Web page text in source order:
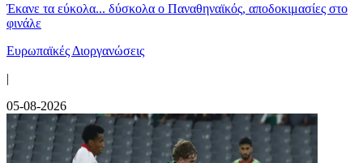
Έκανε τα εύκολα... δύσκολα ο Παναθηναϊκός, αποδοκιμασίες στο
φινάλε
Ευρωπαϊκές Διοργανώσεις
|
05-08-2026